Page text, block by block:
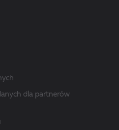
dla partnerów